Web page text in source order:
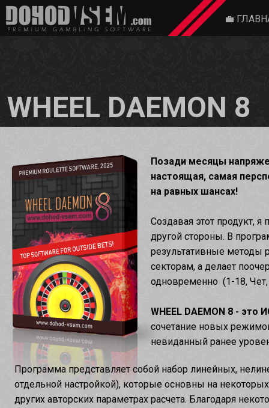
Позади месяцы
настоящая, самая
на равных шансах!
Создавая этот продукт, я
другой стороны. В
результативные методы
секторам, а делает
одновременно (1-18, Чет,
WHEEL DAEMON 8 -
сочетание новых
невиданный ранее
Программа представляет собой набор линейных,
отдельной настройкой), которые основны на
других авторских параметрах расчета. Благодаря
WHEEL DAEMON 8
💼